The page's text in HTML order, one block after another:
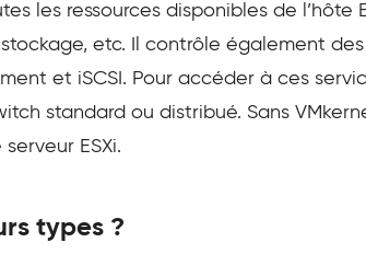
les ressources disponibles de l’hôte
etc. Il contrôle également
et iSCSI. Pour accéder à ces
standard ou distribué. Sans
ESXi.
types ?